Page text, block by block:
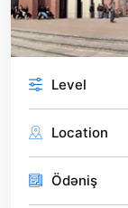
Level
Location
Ödəniş